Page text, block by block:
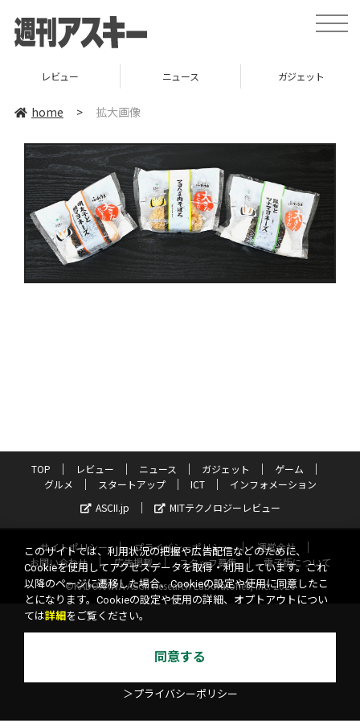
toggle
レビュー ニュース ガジェット
home > 拡大画像
TOP レビュー ニュース ガジェット
ゲーム
グルメ
スタートアップ ICT
インフォメーション
ASCII.jp
MITテクノロジーレビュー
サイトポリシー プライバシーポリシー
運営会社
お問い合わせ
広告掲載 スタッフ募集
電子版について
©KADOKAWA ASCII Research Laboratories, Inc. 2026
このサイトでは、利用状況の把握や広告配信などのために、
Cookieを使用してアクセスデータを取得・利用しています。これ
以降のページに遷移した場合、Cookieの設定や使用に同意したこ
とになります。Cookieの設定や使用の詳細、オプトアウトについ
ては詳細 をご覧ください。
同意する
＞プライバシーポリシー